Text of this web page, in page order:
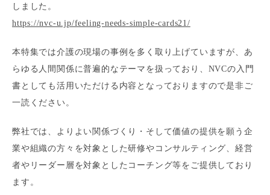
しました。
https://nvc-u.jp/feeling-needs-simple-cards21/
本特集では介護の現場の事例を多く取り上げていますが、あ
らゆる人間関係に普遍的なテーマを扱っており、NVCの入門
書としても活用いただける内容となっておりますので是非ご
一読ください。
弊社では、よりよい関係づくり・そして価値の提供を願う企
業や組織の方々を対象とした研修やコンサルティング、経営
者やリーダー層を対象としたコーチング等をご提供しており
ます。